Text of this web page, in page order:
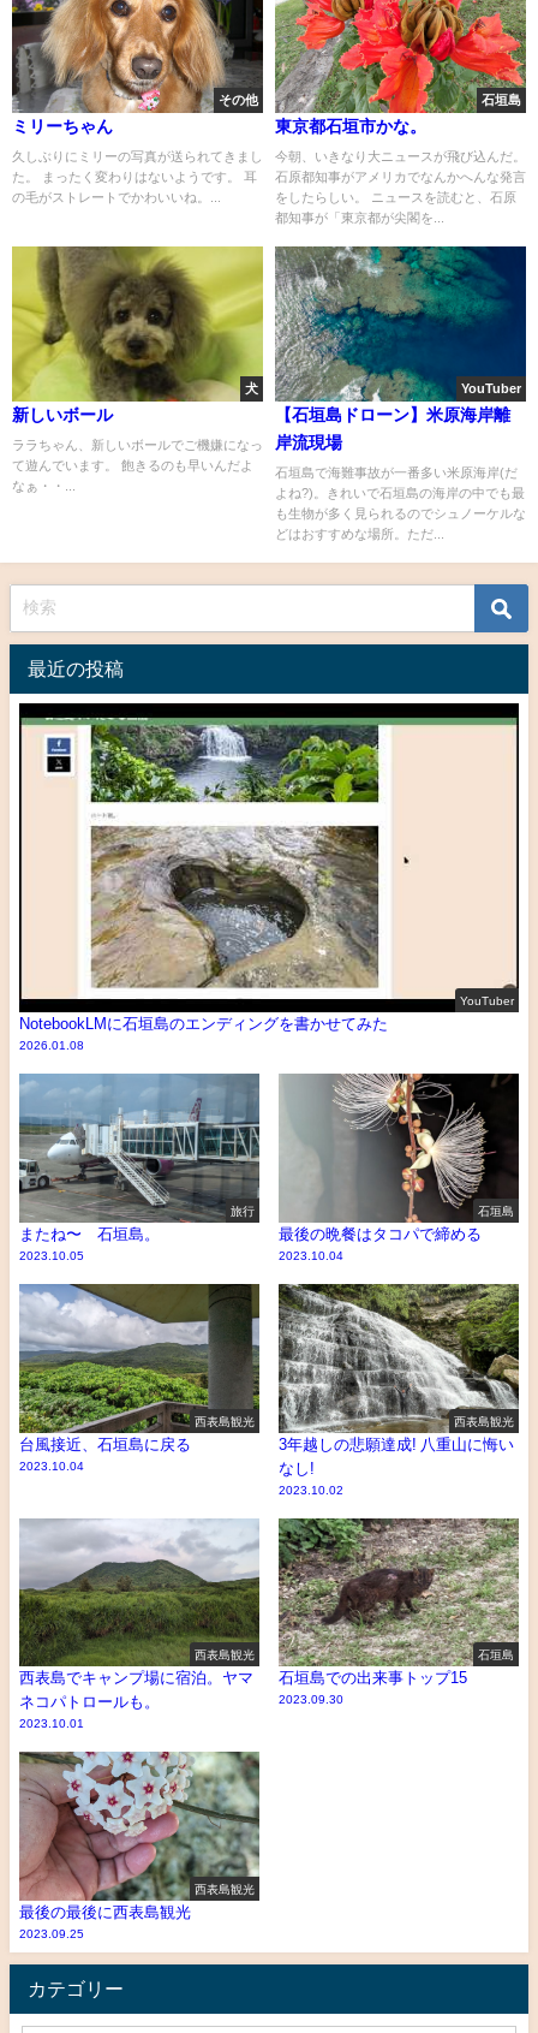
その他
ミリーちゃん
久しぶりにミリーの写真が送られてきまし
た。 まったく変わりはないようです。 耳
の毛がストレートでかわいいね。...
石垣島
東京都石垣市かな。
今朝、いきなり大ニュースが飛び込んだ。
石原都知事がアメリカでなんかへんな発言
をしたらしい。 ニュースを読むと、石原
都知事が「東京都が尖閣を...
犬
新しいボール
ララちゃん、新しいボールでご機嫌になっ
て遊んでいます。 飽きるのも早いんだよ
なぁ・・...
YouTuber
【石垣島ドローン】米原海岸離
岸流現場
石垣島で海難事故が一番多い米原海岸(だ
よね?)。きれいで石垣島の海岸の中でも最
も生物が多く見られるのでシュノーケルな
どはおすすめな場所。ただ...
最近の投稿
YouTuber
NotebookLMに石垣島のエンディングを書かせてみた
2026.01.08
旅行
またね〜 石垣島。
2023.10.05
石垣島
最後の晩餐はタコパで締める
2023.10.04
西表島観光
台風接近、石垣島に戻る
2023.10.04
西表島観光
3年越しの悲願達成! 八重山に悔い
なし!
2023.10.02
西表島観光
西表島でキャンプ場に宿泊。ヤマ
ネコパトロールも。
2023.10.01
石垣島
石垣島での出来事トップ15
2023.09.30
西表島観光
最後の最後に西表島観光
2023.09.25
カテゴリー